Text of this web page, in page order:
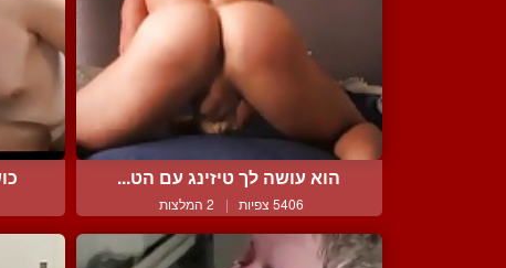
הוא עושה לך טיזינג עם הט...
5406 צפיות | 2 המלצות